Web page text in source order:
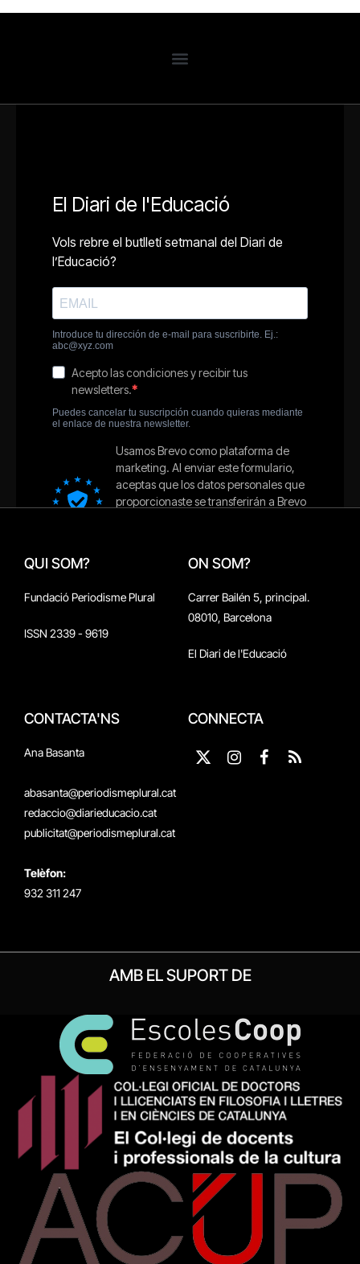
QUI SOM?
Fundació Periodisme Plural
ISSN 2339 - 9619
ON SOM?
Carrer Bailén 5, principal.
08010, Barcelona
El Diari de l'Educació
CONTACTA'NS
Ana Basanta
abasanta@periodismeplural.cat
redaccio@diarieducacio.cat
publicitat@periodismeplural.cat
Telèfon:
932 311 247
CONNECTA
X
Instagram
Facebook
RSS
AMB EL SUPORT DE